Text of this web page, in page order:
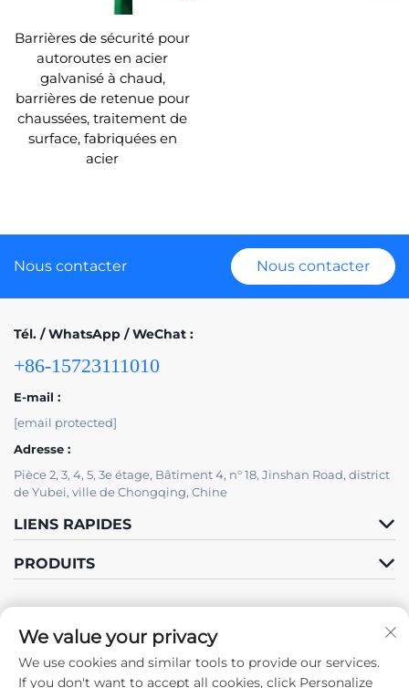
Barrières de sécurité pour
autoroutes en acier
galvanisé à chaud,
barrières de retenue pour
chaussées, traitement de
surface, fabriquées en
acier
Nous contacter Nous contacter
Tél. / WhatsApp / WeChat :
+86-15723111010
E-mail :
[email protected]
Adresse :
Pièce 2, 3, 4, 5, 3e étage, Bâtiment 4, n° 18, Jinshan Road, district
de Yubei, ville de Chongqing, Chine
LIENS RAPIDES
PRODUITS
Suivez-nous
We value your privacy
We use cookies and similar tools to provide our services.
If you don't want to accept all cookies, click Personalize